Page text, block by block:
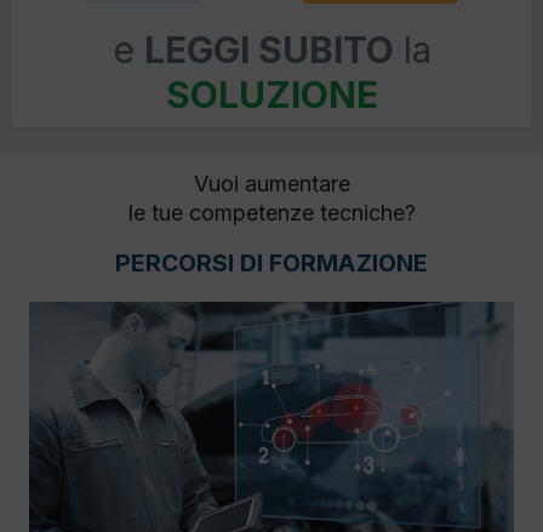
e LEGGI SUBITO la
SOLUZIONE
Vuoi aumentare
le tue competenze tecniche?
PERCORSI DI FORMAZIONE